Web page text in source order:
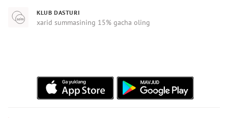
KLUB DASTURI
xarid summasining 15% gacha oling